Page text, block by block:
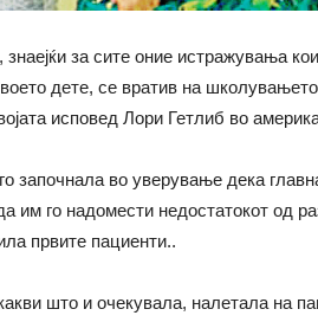
за сите оние истражувања
дете, се вратив на
исповед Лори Гетлиб во
започнала во уверување дека
им го надомести недостатокот од
првите пациенти..
што и очекувала, налетала на